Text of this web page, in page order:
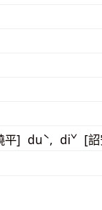
] duˋ, diˇ [